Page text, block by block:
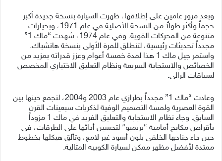
وبعد مرور عامين على إطلاقها، ظهرت السيارة بنسخة جديدة أكبر
حجماً وأكثر طولاً من النسخة الأصلية في عام 1971، وبخيارات
متنوعة من المحركات القوية. وفي عام 1974، شهدت “ماك 1”
مجدداً تحديثات رئيسية، لتنطلق للمرة الأولى بنسخة هاتشباك.
واستمر جيل ماك 1 هذا لمدة خمسة أعوام وعزز قدراته بمزيد من
الخصائص والاستجابة السريعة ونظام التعليق الاختياري المخصص
لسباقات الرالي.
وعادت “ماك 1” مجدداً بطرازي عام 2003 و2004، لتجمع حينها بين
القوة العصرية ولمسة التصميم الوفية لذكريات سبعينات القرن
السابق. وجاء نظام الاستجابة والتعليق الفريد في ماك 1 مزوداً
بأقراص مكابح أمامية “بريمبو” لتحسين أدائها على الطرقات، في
حين جاء جناحها الخلفي بلون أسود غير لامع، وتألق هيكلها بخطوط
ممتدة لأفضل مظهر ممكن لسيارة الكوبيه المثالية.